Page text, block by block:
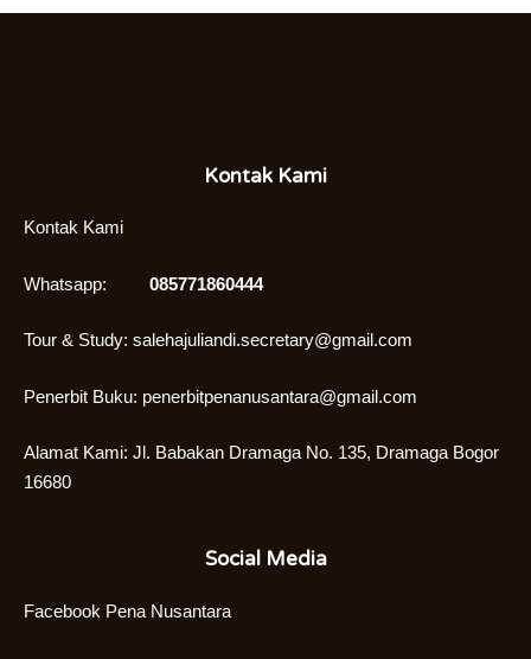
Kontak Kami
Kontak Kami
Whatsapp: 085771860444
Tour & Study: salehajuliandi.secretary@gmail.com
Penerbit Buku: penerbitpenanusantara@gmail.com
Alamat Kami: Jl. Babakan Dramaga No. 135, Dramaga Bogor
16680
Social Media
Facebook Pena Nusantara